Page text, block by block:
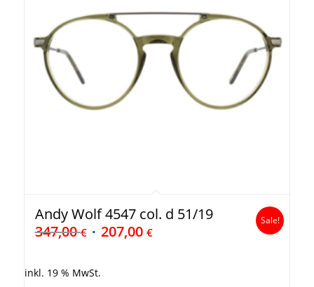
Andy Wolf 4547 col. d 51/19
347,00€ 207,00 €
Sale!
inkl. 19 % MwSt.